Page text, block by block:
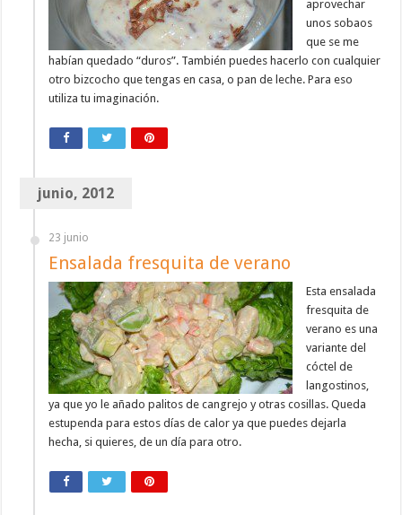
aprovechar
unos sobaos
que se me
habían quedado “duros”. También puedes hacerlo con cualquier
otro bizcocho que tengas en casa, o pan de leche. Para eso
utiliza tu imaginación.
junio, 2012
23 junio
Ensalada fresquita de verano
Esta ensalada
fresquita de
verano es una
variante del
cóctel de
langostinos,
ya que yo le añado palitos de cangrejo y otras cosillas. Queda
estupenda para estos días de calor ya que puedes dejarla
hecha, si quieres, de un día para otro.